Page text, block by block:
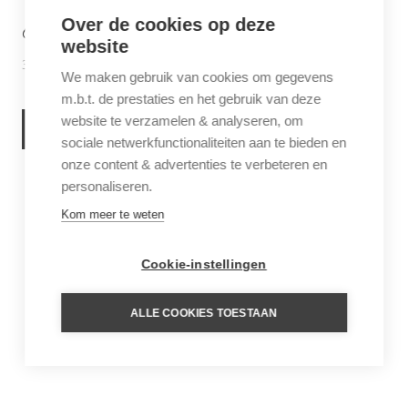
6 THINGS TO DO IN SABA
30 juni 2026
LEES VERDER
Over de cookies op deze
website
We maken gebruik van cookies om gegevens
m.b.t. de prestaties en het gebruik van deze
website te verzamelen & analyseren, om
sociale netwerkfunctionaliteiten aan te bieden en
onze content & advertenties te verbeteren en
personaliseren.
Kom meer te weten
Cookie-instellingen
ALLE COOKIES TOESTAAN